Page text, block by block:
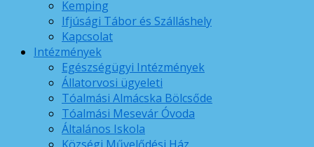
Kemping
Ifjúsági Tábor és Szálláshely
Kapcsolat
Intézmények
Egészségügyi Intézmények
Állatorvosi ügyeleti
Tóalmási Almácska Bölcsőde
Tóalmási Mesevár Óvoda
Általános Iskola